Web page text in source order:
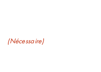
(Nécessaire)